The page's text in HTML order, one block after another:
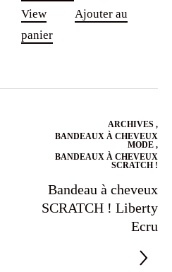
View
Ajouter au
panier
ARCHIVES ,
BANDEAUX À CHEVEUX
MODE ,
BANDEAUX À CHEVEUX
SCRATCH !
Bandeau à cheveux
SCRATCH ! Liberty
Ecru